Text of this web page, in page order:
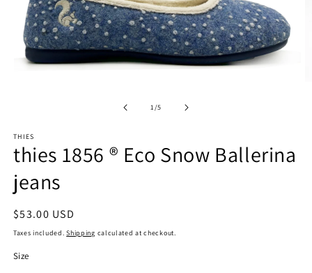
1/of
5
THIES
thies 1856 ® Eco Snow Ballerina
jeans
Regular
price
$53.00 USD
Taxes included.Shipping calculated at checkout.
Size